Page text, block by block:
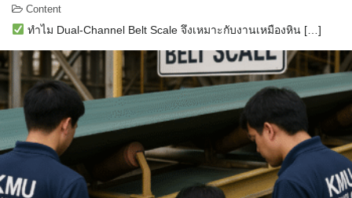
Content
ทำไม Dual-Channel Belt Scale จึงเหมาะกับงานเหมืองหิน […]